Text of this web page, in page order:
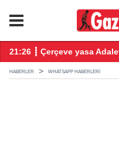
21:26 ┋ Çerçeve yasa
HABERLER WHATSAPP HABERLERI